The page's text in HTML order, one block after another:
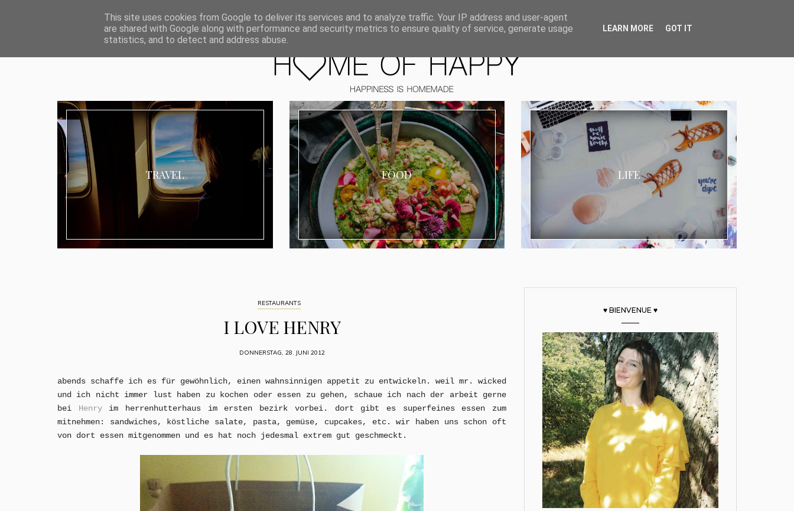
ABOUT I MEDIA & PR IMPRESSUM DATENSCHUTZ KATEGORIEN
TRAVEL FOOD LIFE
RESTAURANTS
I LOVE HENRY
DONNERSTAG, 28. JUNI 2012
abends schaffe ich es für gewöhnlich, einen wahnsinnigen appetit zu entwickeln. weil mr. wicked
und ich nicht immer lust haben zu kochen oder essen zu gehen, schaue ich nach der arbeit gerne
bei Henryim herrenhutterhaus im ersten bezirk vorbei. dort gibt es superfeines essen zum
mitnehmen: sandwiches, köstliche salate, pasta, gemüse, cupcakes, etc. wir haben uns schon oft
von dort essen mitgenommen und es hat noch jedesmal extrem gut geschmeckt.
♥ BIENVENUE ♥
This site uses cookies from Google to deliver its services and to analyze traffic. Your IP address and user-agent
are shared with Google along with performance and security metrics to ensure quality of service, generate usage
statistics, and to detect and address abuse.
LEARN MORE GOT IT